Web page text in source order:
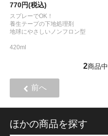
770円(税込)
スプレーでOK！
養生テープの下地処理剤
地球にやさしいノンフロン型
420ml
2商品中
前へ
ほかの商品を探す